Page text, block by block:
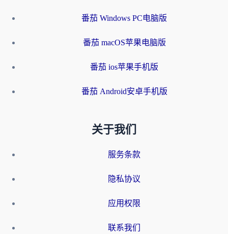
番茄 Windows PC电脑版
番茄 macOS苹果电脑版
番茄 ios苹果手机版
番茄 Android安卓手机版
关于我们
服务条款
隐私协议
应用权限
联系我们